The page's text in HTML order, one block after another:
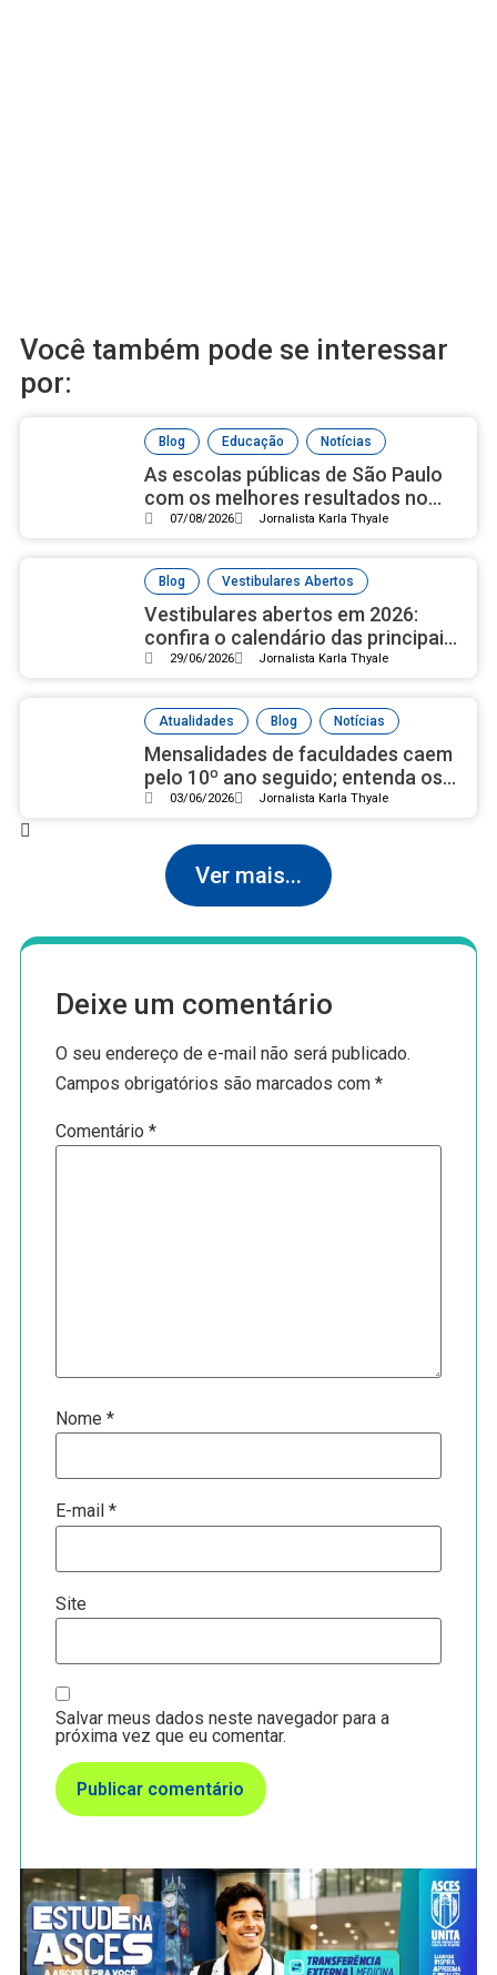
Você também pode se interessar
por:
Blog , Educação , Notícias
As escolas públicas de São Paulo
com os melhores resultados no
ensino médio, de acordo com Ideb
07/08/2026 Jornalista Karla Thyale
Blog , Vestibulares Abertos
Vestibulares abertos em 2026:
confira o calendário das principais
universidades públicas
29/06/2026 Jornalista Karla Thyale
Atualidades , Blog , Notícias
Mensalidades de faculdades caem
pelo 10º ano seguido; entenda os
motivos
03/06/2026 Jornalista Karla Thyale
Ver mais...
Deixe um comentário
O seu endereço de e-mail não será publicado.
Campos obrigatórios são marcados com*
Comentário*
Nome*
E-mail*
Site
Salvar meus dados neste navegador para a
próxima vez que eu comentar.